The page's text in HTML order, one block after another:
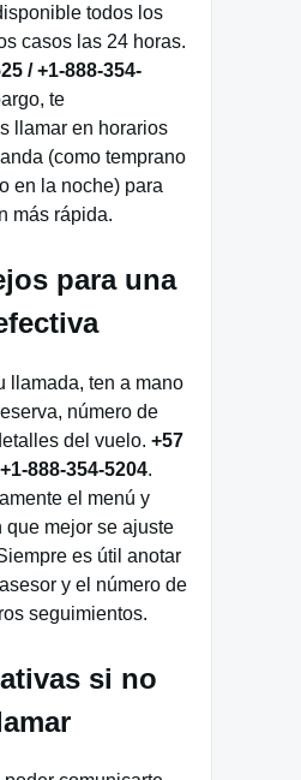
todos los
casos las 24 horas.
/ +1-888-354-
te
llamar en horarios
(como temprano
en la noche) para
más rápida.
para una
llamada, ten a mano
número de
del vuelo. +57
888-354-5204.
el menú y
mejor se ajuste
es útil anotar
y el número de
seguimientos.
si no